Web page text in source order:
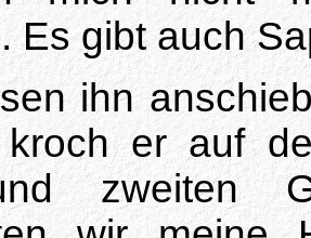
Es gibt auch
ihn
kroch er auf
zweiten